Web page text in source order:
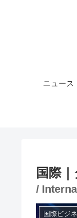
ニュース
国際
/
国際ビジ